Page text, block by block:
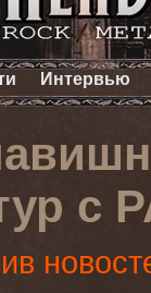
Интервью
с